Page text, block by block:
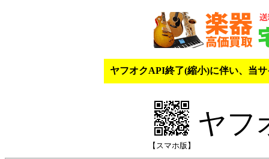
ヤフオクAPI終了(縮小)に伴い、当
【スマホ版】
ヤフ